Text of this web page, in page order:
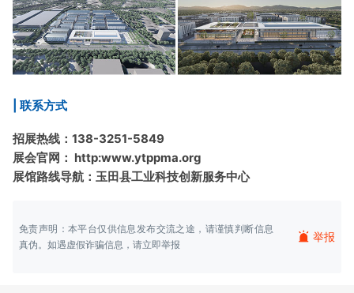
| 联系方式
招展热线：138-3251-5849
展会官网： http:www.ytppma.org
展馆路线导航：玉田县工业科技创新服务中心
免责声明：本平台仅供信息发布交流之途，请谨慎判断信息
真伪。如遇虚假诈骗信息，请立即举报
举报